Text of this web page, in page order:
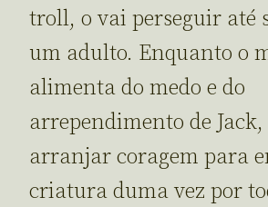
troll, o vai perseguir até
um adulto. Enquanto o
alimenta do medo e do
arrependimento de Jack,
arranjar coragem para
criatura duma vez por